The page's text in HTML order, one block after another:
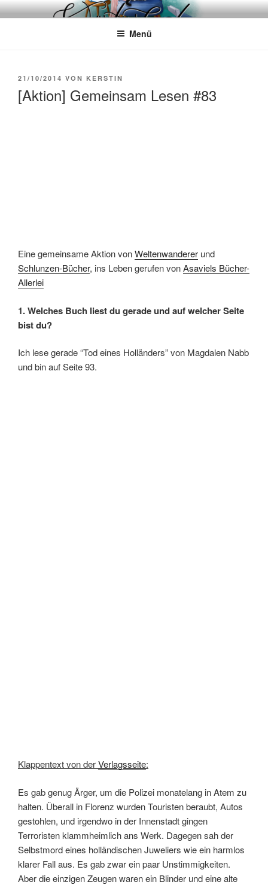
Zum
InhaltWÖRTERKATZE
Von Büchern erzählen
Menü
VERÖFFENTLICHT
21/10/2014 VON KERSTIN
[Aktion] Gemeinsam Lesen #83
Eine gemeinsame Aktion vonWeltenwanderer und
Schlunzen-Bücher, ins Leben gerufen vonAsaviels Bücher-
Allerlei
1. Welches Buch liest du gerade und auf welcher Seite
bist du?
Ich lese gerade “Tod eines Holländers” von Magdalen Nabb
und bin auf Seite 93.
Klappentext von derVerlagsseite:
Es gab genug Ärger, um die Polizei monatelang in Atem zu
halten. Überall in Florenz wurden Touristen beraubt, Autos
gestohlen, und irgendwo in der Innenstadt gingen
Terroristen klammheimlich ans Werk. Dagegen sah der
Selbstmord eines holländischen Juweliers wie ein harmlos
klarer Fall aus. Es gab zwar ein paar Unstimmigkeiten.
Aber die einzigen Zeugen waren ein Blinder und eine alte